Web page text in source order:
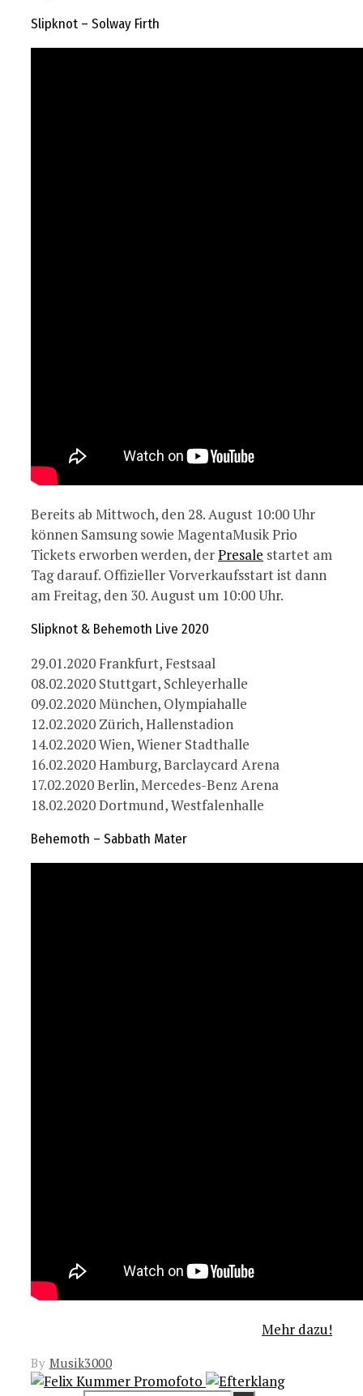
Slipknot – Solway Firth
Bereits ab Mittwoch, den 28. August 10:00 Uhr
können Samsung sowie MagentaMusik Prio
Tickets erworben werden, derPresale startet am
Tag darauf. Offizieller Vorverkaufsstart ist dann
am Freitag, den 30. August um 10:00 Uhr.
Slipknot & Behemoth Live 2020
29.01.2020 Frankfurt, Festsaal
08.02.2020 Stuttgart, Schleyerhalle
09.02.2020 München, Olympiahalle
12.02.2020 Zürich, Hallenstadion
14.02.2020 Wien, Wiener Stadthalle
16.02.2020 Hamburg, Barclaycard Arena
17.02.2020 Berlin, Mercedes-Benz Arena
18.02.2020 Dortmund, Westfalenhalle
Behemoth – Sabbath Mater
Mehr dazu!
By Musik3000